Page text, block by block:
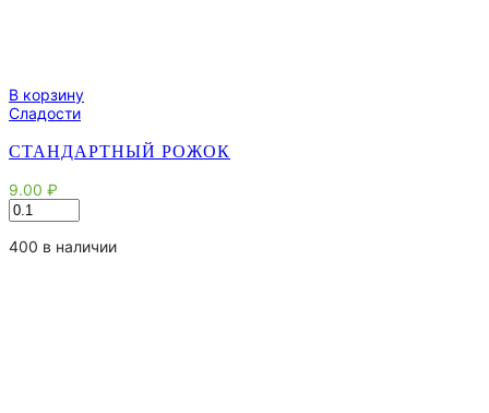
В корзину
Сладости
СТАНДАРТНЫЙ РОЖОК
9.00 ₽
Количество
товара
Стандартный
400 в наличии